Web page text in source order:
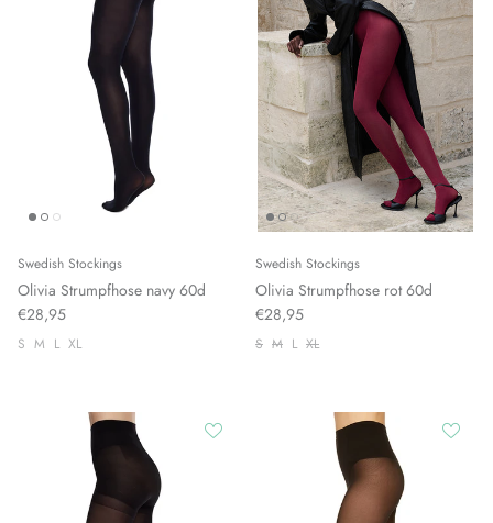
Swedish Stockings
Olivia Strumpfhose navy 60d
€28,95
S M L XL
Swedish Stockings
Olivia Strumpfhose rot 60d
€28,95
S M L XL